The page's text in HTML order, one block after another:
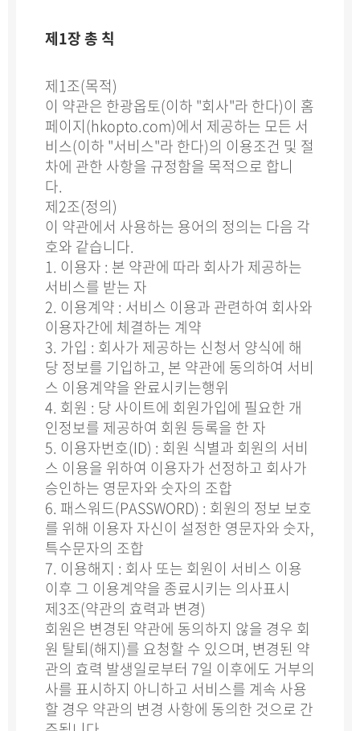
제1장 총 칙
제1조(목적)
이 약관은 한광옵토(이하 "회사"라 한다)이 홈
페이지(hkopto.com)에서 제공하는 모든 서
비스(이하 "서비스"라 한다)의 이용조건 및 절
차에 관한 사항을 규정함을 목적으로 합니
다.
제2조(정의)
이 약관에서 사용하는 용어의 정의는 다음 각
호와 같습니다.
1. 이용자 : 본 약관에 따라 회사가 제공하는
서비스를 받는 자
2. 이용계약 : 서비스 이용과 관련하여 회사와
이용자간에 체결하는 계약
3. 가입 : 회사가 제공하는 신청서 양식에 해
당 정보를 기입하고, 본 약관에 동의하여 서비
스 이용계약을 완료시키는행위
4. 회원 : 당 사이트에 회원가입에 필요한 개
인정보를 제공하여 회원 등록을 한 자
5. 이용자번호(ID) : 회원 식별과 회원의 서비
스 이용을 위하여 이용자가 선정하고 회사가
승인하는 영문자와 숫자의 조합
6. 패스워드(PASSWORD) : 회원의 정보 보호
를 위해 이용자 자신이 설정한 영문자와 숫자,
특수문자의 조합
7. 이용해지 : 회사 또는 회원이 서비스 이용
이후 그 이용계약을 종료시키는 의사표시
제3조(약관의 효력과 변경)
회원은 변경된 약관에 동의하지 않을 경우 회
원 탈퇴(해지)를 요청할 수 있으며, 변경된 약
관의 효력 발생일로부터 7일 이후에도 거부의
사를 표시하지 아니하고 서비스를 계속 사용
할 경우 약관의 변경 사항에 동의한 것으로 간